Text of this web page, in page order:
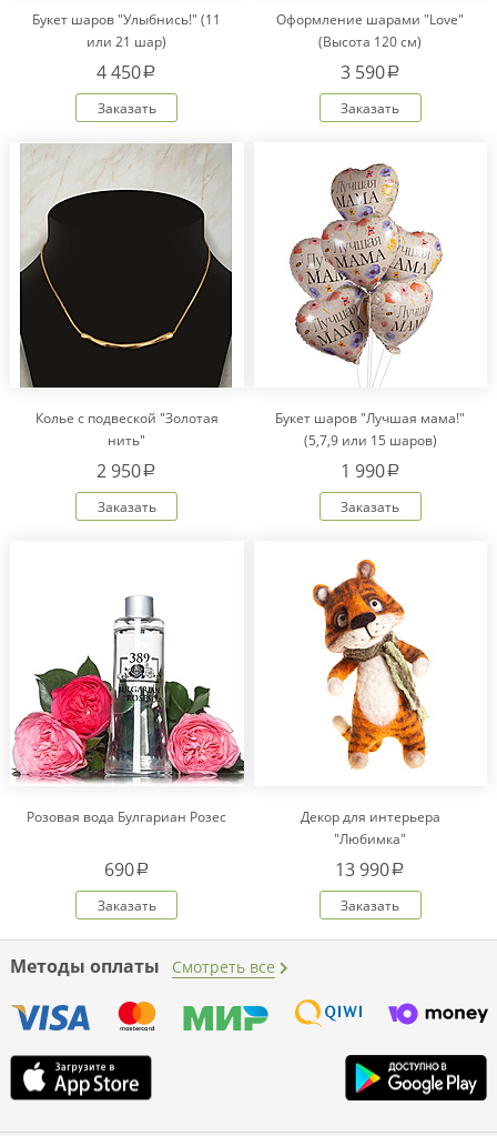
Букет шаров "Улыбнись!" (11
или 21 шар)
4 450a
Заказать
Оформление шарами "Love"
(Высота 120 см)
3 590a
Заказать
Колье с подвеской "Золотая
нить"
2 950a
Заказать
Букет шаров "Лучшая мама!"
(5,7,9 или 15 шаров)
1 990a
Заказать
Розовая вода Булгариан Розес
690a
Заказать
Декор для интерьера
"Любимка"
13 990a
Заказать
Методы оплаты Смотреть все